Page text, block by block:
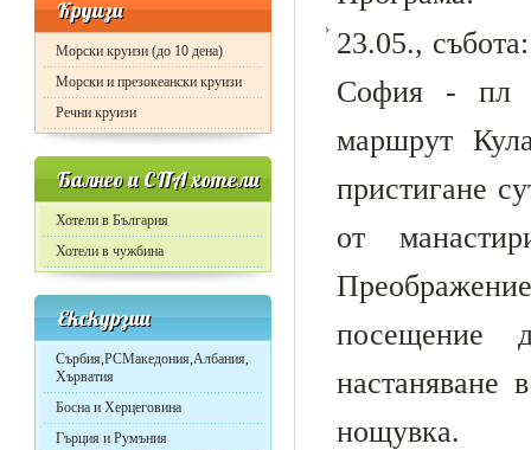
Круизи
Морски круизи (до 10 дена)
Морски и презокеански круизи
Речни круизи
Балнео и СПА хотели
Хотели в България
Хотели в чужбина
Екскурзии
Сърбия,РСМакедония,Албания,
Хърватия
Босна и Херцеговина
Гърция и Румъния
23.05.,
София - пл
маршрут
пристигане
от
настаняване
нощувка.